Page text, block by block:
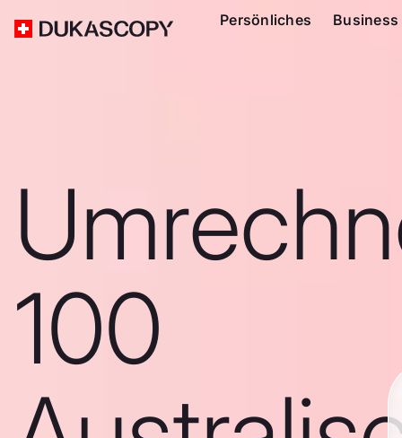
Persönliches Business
100